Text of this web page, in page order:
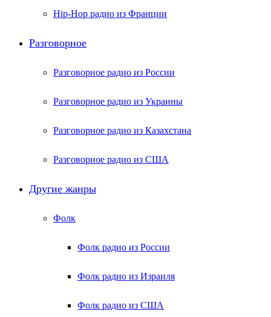
Hip-Hop радио из Франции
Разговорное
Разговорное радио из России
Разговорное радио из Украины
Разговорное радио из Казахстана
Разговорное радио из США
Другие жанры
Фолк
Фолк радио из России
Фолк радио из Израиля
Фолк радио из США